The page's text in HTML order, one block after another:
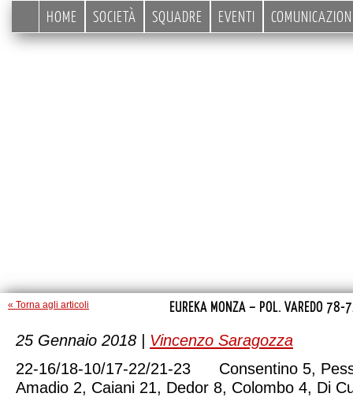
HOME SOCIETÀ SQUADRE EVENTI
« Torna agli articoli EUREKA MONZA – POL. VAREDO 78-
25 Gennaio 2018 | Vincenzo Saragozza
22-16/18-10/17-22/21-23 Consentino 5,
Amadio 2, Caiani 21, Dedor 8, Colombo 4, Di